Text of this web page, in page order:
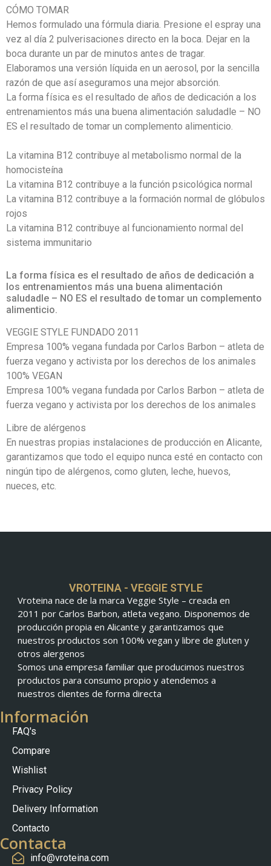
CÓMO TOMAR
Hemos formulado una fórmula diaria. Presione el espray una
vez al día 2 pulverisaciones directo en la boca. Dejar en la
boca durante un par de minutos antes de tragar.
Elaboramos una versión líquida en un aerosol, por la sencilla
razón de que así aseguramos una mejor absorción.
La forma física es el resultado de años de dedicación a los
entrenamientos más una buena alimentación saludadle – NO
ES el resultado de tomar un complemento alimenticio.
La vitamina B12 contribuye al metabolismo normal de la
homocisteína
La vitamina B12 contribuye a la función psicológica normal
La vitamina B12 contribuye a la formación normal de glóbulos
rojos
La vitamina B12 contribuye al funcionamiento normal del
sistema immunitario
La forma física es el resultado de años de dedicación a
los entrenamientos más una buena alimentación
saludadle – NO ES el resultado de tomar un complemento
alimenticio.
VEGGIE STYLE FUNDADO 2011
Empresa 100% vegana fundada por Carlos Barbon – atleta de
fuerza vegano y activista por los derechos de los animales
100% VEGAN
Empresa 100% vegana fundada por Carlos Barbon – atleta de
fuerza vegano y activista por los derechos de los animales
Libre de alérgenos
En nuestras propias instalaciones de producción en Alicante,
garantizamos que todo el equipo nunca esté en contacto con
ningún tipo de alérgenos, como gluten, leche, huevos,
nueces, etc.
VROTEINA - VEGGIE STYLE
Vroteina nace de la marca Veggie Style – creada en
2011 por Carlos Barbon, atleta vegano. Disponemos de
producción propia en Alicante y garantizamos que
nuestros productos son 100% vegan y libre de gluten y
otros alergenos
Somos una empresa familiar que producimos nuestros
productos para consumo propio y atendemos a
nuestros clientes de forma directa
Información
FAQ's
Compare
Wishlist
Privacy Policy
Delivery Information
Contacto
Contacta
info@vroteina.com